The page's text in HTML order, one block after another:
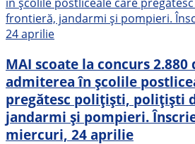
MAI scoate la concurs
admiterea în şcolile
pregătesc poliţişti, poliţişti
jandarmi şi pompieri.
miercuri, 24 aprilie